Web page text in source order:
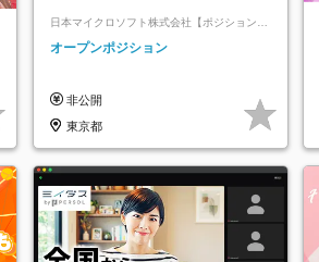
日本マイクロソフト株式会社【ポジションマ
ッチ登録】
オープンポジション
非公開
東京都